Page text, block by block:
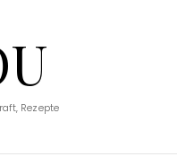
Rezepte